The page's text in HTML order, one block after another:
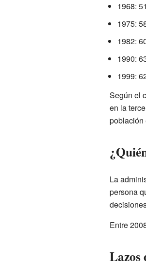
1968:
1975:
1982:
1990:
1999:
Según el
en la
población
La
persona
Entre
Lazos